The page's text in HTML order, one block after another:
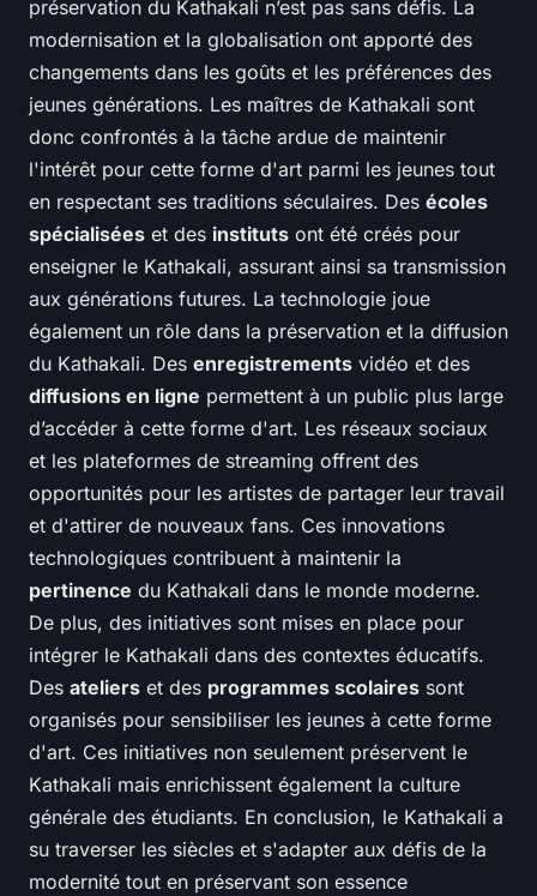
préservation du Kathakali n’est pas sans défis. La
modernisation et la globalisation ont apporté des
changements dans les goûts et les préférences des
jeunes générations. Les maîtres de Kathakali sont
donc confrontés à la tâche ardue de maintenir
l'intérêt pour cette forme d'art parmi les jeunes tout
en respectant ses traditions séculaires. Des écoles
spécialisées et des instituts ont été créés pour
enseigner le Kathakali, assurant ainsi sa transmission
aux générations futures. La technologie joue
également un rôle dans la préservation et la diffusion
du Kathakali. Des enregistrements vidéo et des
diffusions en ligne permettent à un public plus large
d’accéder à cette forme d'art. Les réseaux sociaux
et les plateformes de streaming offrent des
opportunités pour les artistes de partager leur travail
et d'attirer de nouveaux fans. Ces innovations
technologiques contribuent à maintenir la
pertinence du Kathakali dans le monde moderne.
De plus, des initiatives sont mises en place pour
intégrer le Kathakali dans des contextes éducatifs.
Des ateliers et des programmes scolaires sont
organisés pour sensibiliser les jeunes à cette forme
d'art. Ces initiatives non seulement préservent le
Kathakali mais enrichissent également la culture
générale des étudiants. En conclusion, le Kathakali a
su traverser les siècles et s'adapter aux défis de la
modernité tout en préservant son essence